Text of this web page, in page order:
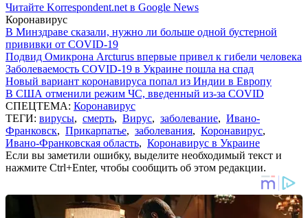
Читайте Korrespondent.net в Google News
Коронавирус
В Минздраве сказали, нужно ли больше одной бустерной
прививки от COVID-19
Подвид Омикрона Arcturus впервые привел к гибели человека
Заболеваемость COVID-19 в Украине пошла на спад
Новый вариант коронавируса попал из Индии в Европу
В США отменили режим ЧС, введенный из-за COVID
СПЕЦТЕМА: Коронавирус
ТЕГИ: вирусы, смерть, Вирус, заболевание, Ивано-
Франковск, Прикарпатье, заболевания, Коронавирус,
Ивано-Франковская область, Коронавирус в Украине
Если вы заметили ошибку, выделите необходимый текст и
нажмите Ctrl+Enter, чтобы сообщить об этом редакции.